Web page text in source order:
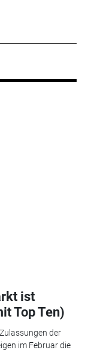
ist
Top Ten)
der
im Februar die